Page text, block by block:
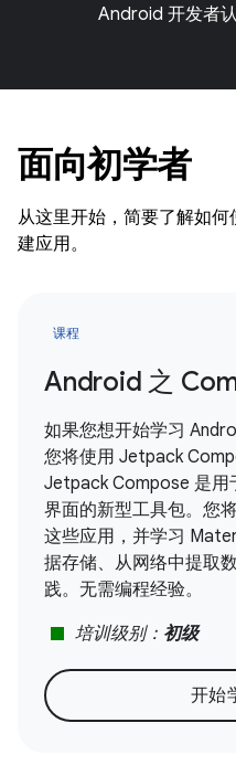
Android 开发者
面向初学者
从这里开始，简要了解如
建应用。
课程
Android 之
如果您想开始学习
您将使用 Jetpack
Jetpack Compose 是用
界面的新型工具包。您
这些应用，并学习
据存储、从网络中提取
践。无需编程经验。
stop 培训级别： 初级
开始